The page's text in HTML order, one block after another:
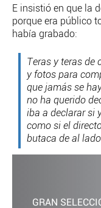
E insistió en que la
porque era público
había grabado:
Teras y teras de
y fotos para
que jamás se
no ha querido
iba a declarar si
como si el
butaca de al
GRAN